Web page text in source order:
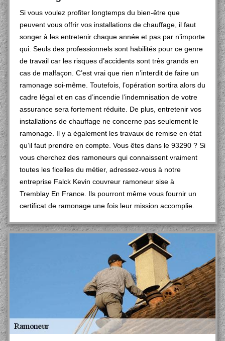
Si vous voulez profiter longtemps du bien-être que
peuvent vous offrir vos installations de chauffage, il faut
songer à les entretenir chaque année et pas par n’importe
qui. Seuls des professionnels sont habilités pour ce genre
de travail car les risques d’accidents sont très grands en
cas de malfaçon. C’est vrai que rien n’interdit de faire un
ramonage soi-même. Toutefois, l’opération sortira alors du
cadre légal et en cas d’incendie l’indemnisation de votre
assurance sera fortement réduite. De plus, entretenir vos
installations de chauffage ne concerne pas seulement le
ramonage. Il y a également les travaux de remise en état
qu’il faut prendre en compte. Vous êtes dans le 93290 ? Si
vous cherchez des ramoneurs qui connaissent vraiment
toutes les ficelles du métier, adressez-vous à notre
entreprise Falck Kevin couvreur ramoneur sise à
Tremblay En France. Ils pourront même vous fournir un
certificat de ramonage une fois leur mission accomplie.